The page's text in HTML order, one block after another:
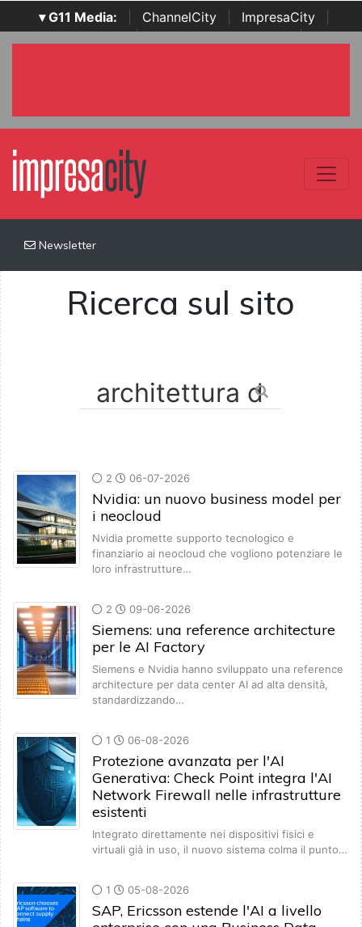
▾ G11 Media: ChannelCity ImpresaCity
SecurityOpenLab | Italian Channel Awards | Italian
Newsletter
Ricerca sul sito
2 06-07-2026
Nvidia: un nuovo business model per
i neocloud
Nvidia promette supporto tecnologico e
finanziario ai neocloud che vogliono potenziare le
loro infrastrutture…
2 09-06-2026
Siemens: una reference architecture
per le AI Factory
Siemens e Nvidia hanno sviluppato una reference
architecture per data center AI ad alta densità,
standardizzando…
1 06-08-2026
Protezione avanzata per l'AI
Generativa: Check Point integra l'AI
Network Firewall nelle infrastrutture
esistenti
Integrato direttamente nei dispositivi fisici e
virtuali già in uso, il nuovo sistema colma il punto…
1 05-08-2026
SAP, Ericsson estende l'AI a livello